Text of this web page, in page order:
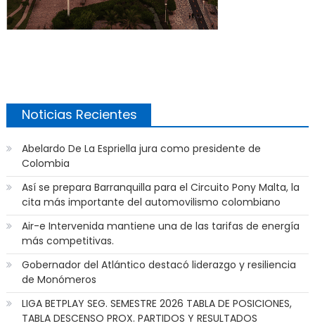
Noticias Recientes
Abelardo De La Espriella jura como presidente de
Colombia
Así se prepara Barranquilla para el Circuito Pony Malta, la
cita más importante del automovilismo colombiano
Air-e Intervenida mantiene una de las tarifas de energía
más competitivas.
Gobernador del Atlántico destacó liderazgo y resiliencia
de Monómeros
LIGA BETPLAY SEG. SEMESTRE 2026 TABLA DE POSICIONES,
TABLA DESCENSO PROX. PARTIDOS Y RESULTADOS